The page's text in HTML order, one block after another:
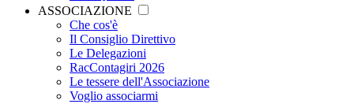
ASSOCIAZIONE
Che cos'è
Il Consiglio Direttivo
Le Delegazioni
RacContagiri 2026
Le tessere dell'Associazione
Voglio associarmi